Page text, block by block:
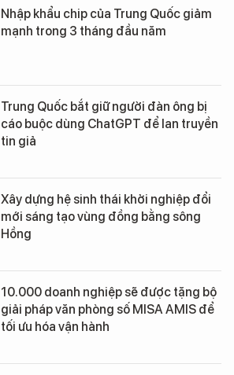
Nhập khẩu chip của Trung Quốc giảm
mạnh trong 3 tháng đầu năm
Trung Quốc bắt giữ người đàn ông bị
cáo buộc dùng ChatGPT để lan truyền
tin giả
Xây dựng hệ sinh thái khởi nghiệp đổi
mới sáng tạo vùng đồng bằng sông
Hồng
10.000 doanh nghiệp sẽ được tặng bộ
giải pháp văn phòng số MISA AMIS để
tối ưu hóa vận hành